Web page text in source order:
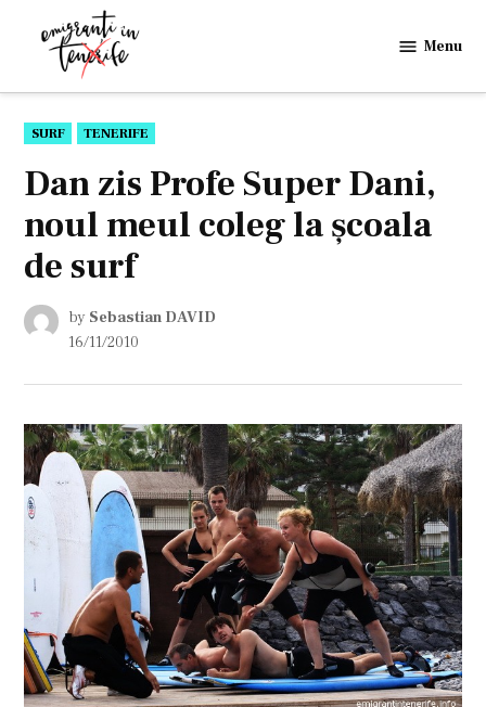
in
Menu
POSTED
IN
SURF TENERIFE
Dan zis Profe Super Dani,
noul meul coleg la şcoala
de surf
by Sebastian DAVID
16/11/2010